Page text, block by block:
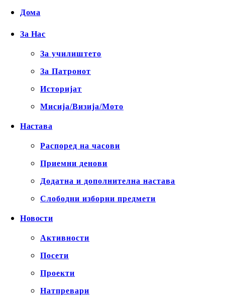
Дома
За Нас
За училиштето
За Патронот
Историјат
Мисија/Визија/Мото
Настава
Распоред на часови
Приемни денови
Додатна и дополнителна настава
Слободни изборни предмети
Новости
Активности
Посети
Проекти
Натпревари